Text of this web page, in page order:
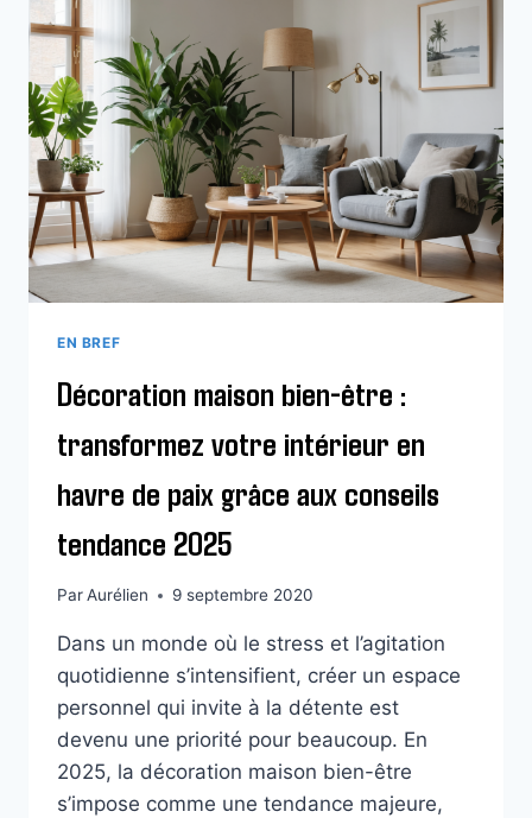
INCONTOURNABLES
POUR
CRÉER
UN
INTÉRIEUR
HARMONIEUX
EN
2025
EN BREF
Décoration maison bien-être :
transformez votre intérieur en
havre de paix grâce aux conseils
tendance 2025
ParAurélien 9 septembre 2020
Dans un monde où le stress et l’agitation
quotidienne s’intensifient, créer un espace
personnel qui invite à la détente est
devenu une priorité pour beaucoup. En
2025, la décoration maison bien-être
s’impose comme une tendance majeure,